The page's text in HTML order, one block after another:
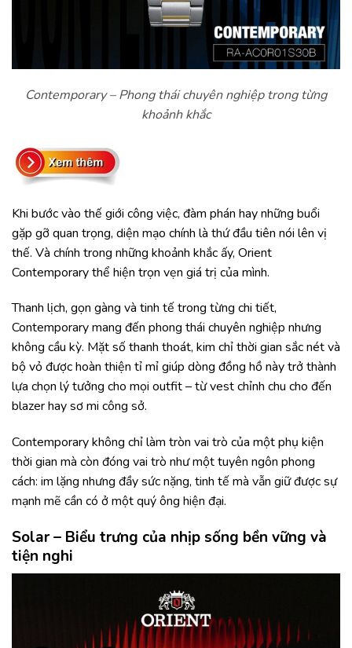
Contemporary – Phong thái chuyên nghiệp trong từng
khoảnh khắc
Khi bước vào thế giới công việc, đàm phán hay những buổi
gặp gỡ quan trọng, diện mạo chính là thứ đầu tiên nói lên vị
thế. Và chính trong những khoảnh khắc ấy, Orient
Contemporary thể hiện trọn vẹn giá trị của mình.
Thanh lịch, gọn gàng và tinh tế trong từng chi tiết,
Contemporary mang đến phong thái chuyên nghiệp nhưng
không cầu kỳ. Mặt số thanh thoát, kim chỉ thời gian sắc nét và
bộ vỏ được hoàn thiện tỉ mỉ giúp dòng đồng hồ này trở thành
lựa chọn lý tưởng cho mọi outfit – từ vest chỉnh chu cho đến
blazer hay sơ mi công sở.
Contemporary không chỉ làm tròn vai trò của một phụ kiện
thời gian mà còn đóng vai trò như một tuyên ngôn phong
cách: im lặng nhưng đầy sức nặng, tinh tế mà vẫn giữ được sự
mạnh mẽ cần có ở một quý ông hiện đại.
Solar – Biểu trưng của nhịp sống bền vững và
tiện nghi